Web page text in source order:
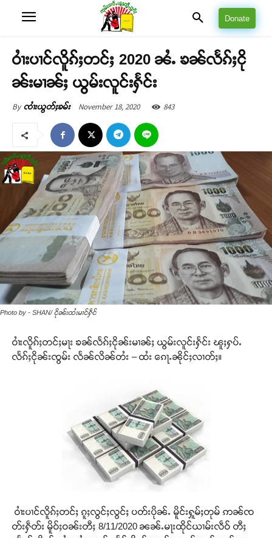
Donate
ဝၢႆးပၢင်လိူၵ်ႈတင်ႈ 2020 ၼႆႉ ၶၼ်လႅၵ်ႈငို
ၼ်းမၢၼ်ႈ ယွမ်းလူင်းႁႅင်း
By ၸၢႆးယွတ်ႈၶမ်း November 18, 2020 843
Photo by - SHAN/ ငိုၼ်းထႆးမၢင်ႁဵင်
ဝၢႆးလိူၵ်ႈတင်ႈမႃး ၶၼ်လႅၵ်ႈငိုၼ်းမၢၼ်ႈ ယွမ်းလူင်းႁႅင်း ၽူႈႁပ်ႉ
လႅၵ်ႈငိုၼ်းၸွမ်း လႅၼ်လိၼ်တႆး – ထႆး ၵေႃႉၼိုင်ႈလၢတ်ႈ။
ဝၢႆးပၢင်လိူၵ်ႈတင်ႈ ၵူႈလွင်ႈလွင်ႈ ပတ်းပိုၼ်ႉ မိူင်းႁူမ်ႈတုမ် ဢၼ်ၸ
တ်းႁဵတ်း မိူဝ်ႈဝၼ်းတီႈ 8/11/2020 ၼၼ်ႉမႃးထိုင်ယၢမ်းလဵဝ် တီႈ